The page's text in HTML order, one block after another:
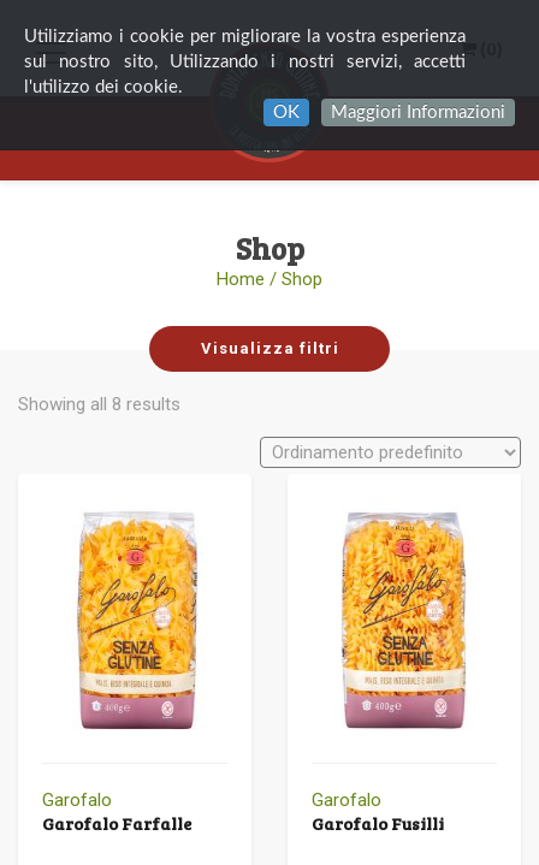
Shop
Home / Shop
Visualizza filtri
Showing all 8 results
Garofalo
Garofalo Farfalle
Garofalo
Garofalo Fusilli
Utilizziamo i cookie per migliorare la vostra esperienza
sul nostro sito, Utilizzando i nostri servizi, accetti
l'utilizzo dei cookie.
OK
Maggiori Informazioni